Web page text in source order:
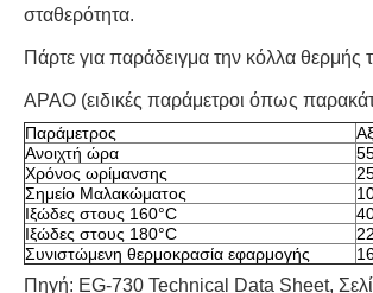
σταθερότητα.
Πάρτε για παράδειγμα την κόλλα θερμής
APAO (ειδικές παράμετροι όπως
Παράμετρος
Ανοιχτή ώρα
Χρόνος ωρίμανσης
Σημείο Μαλακώματος
Ιξώδες στους 160°C
Ιξώδες στους 180°C
Συνιστώμενη θερμοκρασία εφαρμογής
Πηγή: EG-730 Technical Data Sheet,